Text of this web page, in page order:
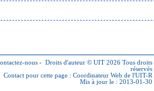
nous - Droits d'auteur © UIT 2026 Tous droits
réservés
Contact pour cette page : Coordinateur Web de l'UIT-R
Mis à jour le : 2013-01-30